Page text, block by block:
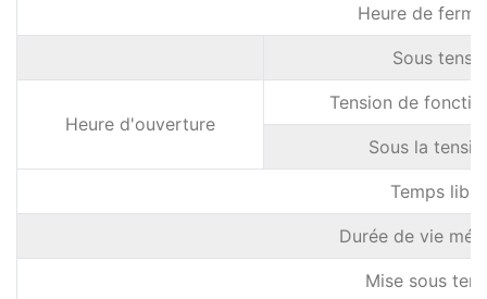
Heure de
Sous
Heure d'ouverture
Tension de
Sous la
Temps libre
Durée de vie
Mise sous